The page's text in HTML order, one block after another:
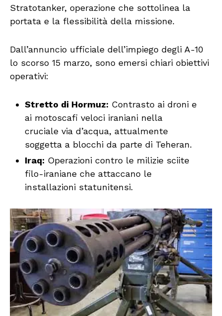
Stratotanker, operazione che sottolinea la
portata e la flessibilità della missione.
Dall’annuncio ufficiale dell’impiego degli A-10
lo scorso 15 marzo, sono emersi chiari obiettivi
operativi:
Stretto di Hormuz: Contrasto ai droni e
ai motoscafi veloci iraniani nella
cruciale via d’acqua, attualmente
soggetta a blocchi da parte di Teheran.
Iraq: Operazioni contro le milizie sciite
filo-iraniane che attaccano le
installazioni statunitensi.